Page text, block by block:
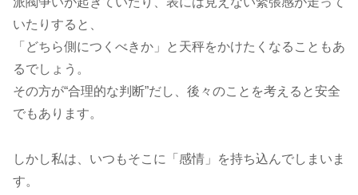
いたりすると、
「どちら側につくべきか」と天秤をかけたくなることもあ
るでしょう。
その方が“合理的な判断”だし、後々のことを考えると安全
でもあります。
しかし私は、いつもそこに「感情」を持ち込んでしまいま
す。